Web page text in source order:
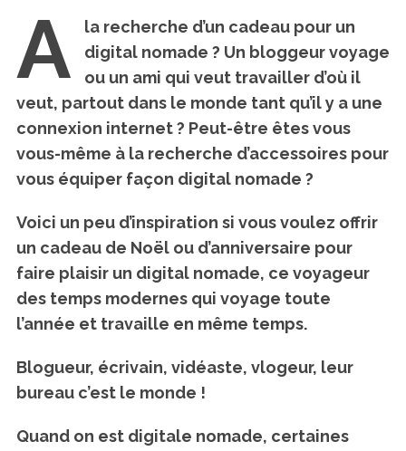
A
la recherche d’un cadeau pour un
digital nomade ? Un bloggeur voyage
ou un ami qui veut travailler d’où il
veut, partout dans le monde tant qu’il y a une
connexion internet ? Peut-être êtes vous
vous-même à la recherche d’accessoires pour
vous équiper façon digital nomade ?
Voici un peu d’inspiration si vous voulez offrir
un cadeau de Noël ou d’anniversaire pour
faire plaisir un digital nomade, ce voyageur
des temps modernes qui voyage toute
l’année et travaille en même temps.
Blogueur, écrivain, vidéaste, vlogeur, leur
bureau c’est le monde !
Quand on est digitale nomade, certaines